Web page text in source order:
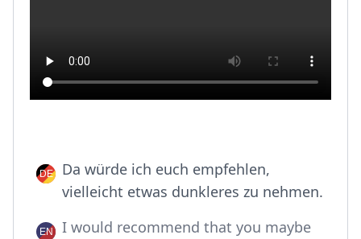
Da würde ich euch empfehlen,
vielleicht etwas dunkleres zu nehmen.
I would recommend that you maybe